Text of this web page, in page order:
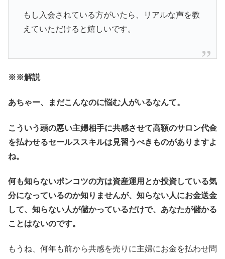
もし入会されている方がいたら、リアルな声を教
えていただけると嬉しいです。
※※解説
あちゃー、まだこんなのに悩む人がいるなんて。
こういう頭の悪い主婦相手に共感させて高額のサロン代金
を払わせるセールススキルは見習うべきものがありますよ
ね。
何も知らないポンコツの方は資産運用とか投資している気
分になっているのか知りませんが、知らない人にお金送金
して、知らない人が儲かっているだけで、あなたが儲かる
ことはないのです。
もうね、何年も前から共感を売りに主婦にお金を払わせ問